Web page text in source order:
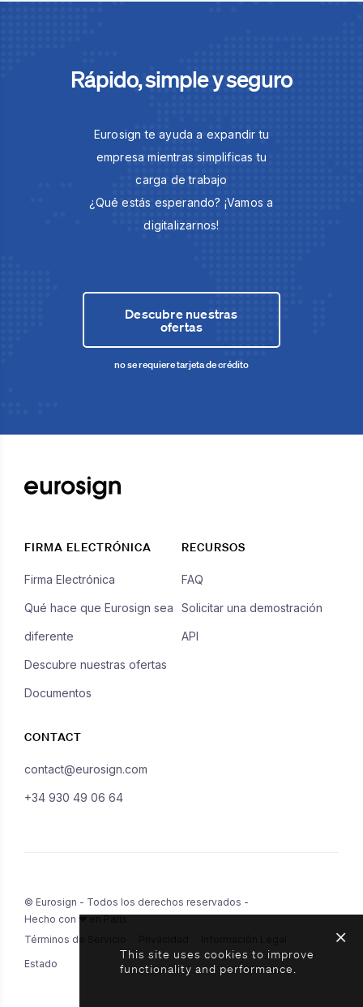
Rápido, simple y seguro
Eurosign te ayuda a expandir tu
empresa mientras simplificas tu
carga de trabajo
¿Qué estás esperando? ¡Vamos a
digitalizarnos!
Descubre nuestras
ofertas
no se requiere tarjeta de crédito
FIRMA ELECTRÓNICA
Firma Electrónica
Qué hace que Eurosign sea
diferente
Descubre nuestras ofertas
Documentos
RECURSOS
FAQ
Solicitar una demostración
API
CONTACT
contact@eurosign.com
+34 930 49 06 64
© Eurosign - Todos los derechos reservados -
Hecho con ❤ en París
Términos de Servicio
Estado
This site uses cookies to improve
functionality and performance.